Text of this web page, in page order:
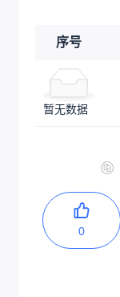
序号
暂无数据
0